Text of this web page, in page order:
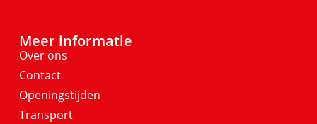
Meer informatie
Over ons
Contact
Openingstijden
Transport